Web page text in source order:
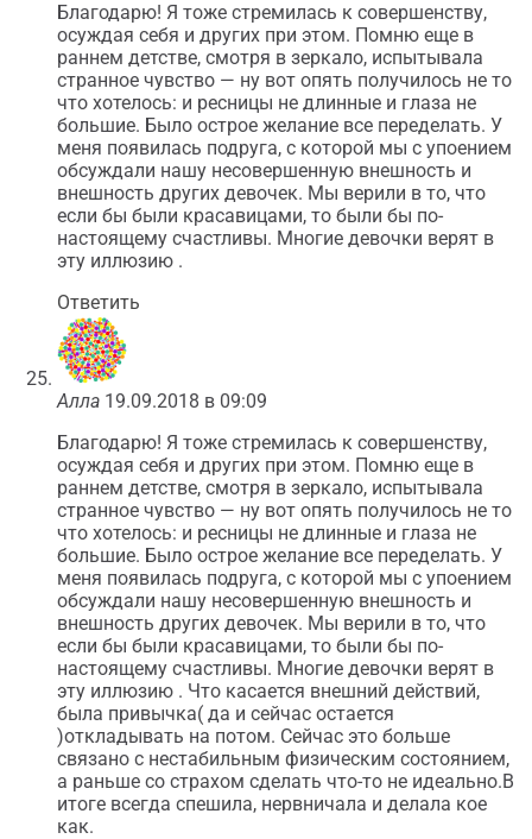
Благодарю! Я тоже стремилась к совершенству,
осуждая себя и других при этом. Помню еще в
раннем детстве, смотря в зеркало, испытывала
странное чувство — ну вот опять получилось не то
что хотелось: и ресницы не длинные и глаза не
большие. Было острое желание все переделать. У
меня появилась подруга, с которой мы с упоением
обсуждали нашу несовершенную внешность и
внешность других девочек. Мы верили в то, что
если бы были красавицами, то были бы по-
настоящему счастливы. Многие девочки верят в
эту иллюзию .
Ответить
Алла 19.09.2018 в 09:09
Благодарю! Я тоже стремилась к совершенству,
осуждая себя и других при этом. Помню еще в
раннем детстве, смотря в зеркало, испытывала
странное чувство — ну вот опять получилось не то
что хотелось: и ресницы не длинные и глаза не
большие. Было острое желание все переделать. У
меня появилась подруга, с которой мы с упоением
обсуждали нашу несовершенную внешность и
внешность других девочек. Мы верили в то, что
если бы были красавицами, то были бы по-
настоящему счастливы. Многие девочки верят в
эту иллюзию . Что касается внешний действий,
была привычка( да и сейчас остается
)откладывать на потом. Сейчас это больше
связано с нестабильным физическим состоянием,
а раньше со страхом сделать что-то не идеально.В
итоге всегда спешила, нервничала и делала кое
как.